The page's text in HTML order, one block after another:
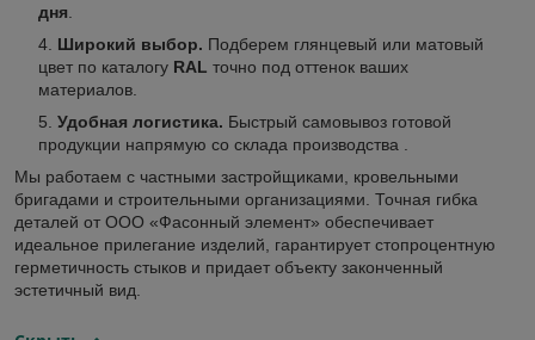
дня
Широкий выбор. Подберем глянцевый или матовый
цвет по каталогу RAL точно под оттенок ваших
материалов.
Удобная логистика. Быстрый самовывоз готовой
продукции напрямую со склада производства .
Мы работаем с частными застройщиками, кровельными
бригадами и строительными организациями. Точная гибка
деталей от ООО «Фасонный элемент» обеспечивает
идеальное прилегание изделий, гарантирует стопроцентную
герметичность стыков и придает объекту законченный
эстетичный вид.